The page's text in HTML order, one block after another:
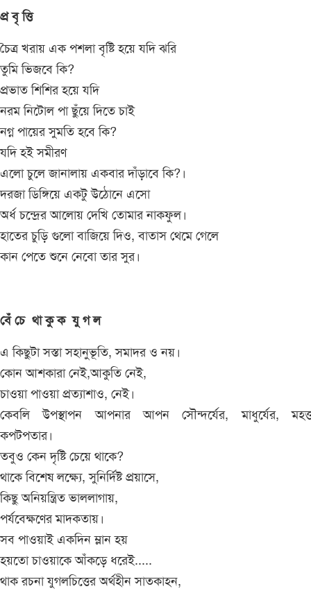
প্র বৃ ত্তি
চৈত্র খরায় এক পশলা বৃষ্টি হয়ে যদি ঝরি
তুমি ভিজবে কি?
প্রভাত শিশির হয়ে যদি
নরম নিটোল পা ছুঁয়ে দিতে চাই
নগ্ন পায়ের সুমতি হবে কি?
যদি হই সমীরণ
এলো চুলে জানালায় একবার দাঁড়াবে কি?।
দরজা ডিঙ্গিয়ে একটু উঠোনে এসো
অর্ধ চন্দ্রের আলোয় দেখি তোমার নাকফুল।
হাতের চুড়ি গুলো বাজিয়ে দিও, বাতাস থেমে গেলে
কান পেতে শুনে নেবো তার সুর।
বেঁ চে থা কু ক যু গ ল
এ কিছুটা সস্তা সহানুভূতি, সমাদর ও নয়।
কোন আশকারা নেই,আকুতি নেই,
চাওয়া পাওয়া প্রত্যাশাও, নেই।
কেবলি উপস্থাপন আপনার আপন সৌন্দর্যের, মাধুর্যের,
কপটপতার।
তবুও কেন দৃষ্টি চেয়ে থাকে?
থাকে বিশেষ লক্ষ্যে, সুনির্দিষ্ট প্রয়াসে,
কিছু অনিয়ন্ত্রিত ভাললাগায়,
পর্যবেক্ষণের মাদকতায়।
সব পাওয়াই একদিন ম্লান হয়
হয়তো চাওয়াকে আঁকড়ে ধরেই.....
থাক রচনা যুগলচিত্তের অর্থহীন সাতকাহন,